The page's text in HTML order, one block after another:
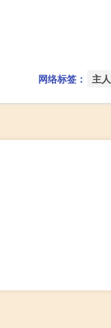
网络标签： 主人